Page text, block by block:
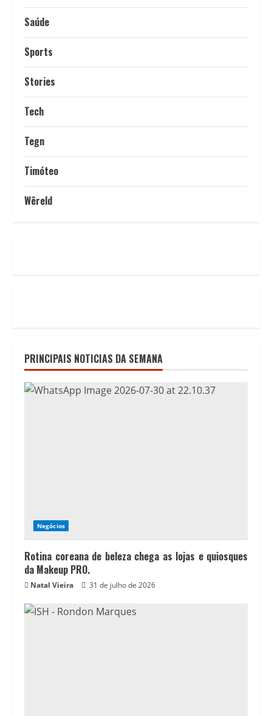
Saúde
Sports
Stories
Tech
Tegn
Timóteo
Wêreld
PRINCIPAIS NOTICIAS DA SEMANA
Negócios
Rotina coreana de beleza chega as lojas e quiosques
da Makeup PRO.
Natal Vieira 31 de julho de 2026